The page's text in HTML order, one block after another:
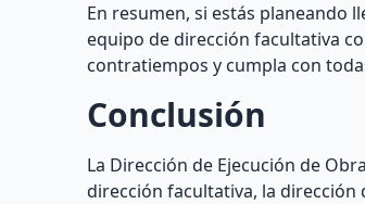
En resumen, si estás planeando
equipo de dirección facultativa
contratiempos y cumpla con
Conclusión
La Dirección de Ejecución de
dirección facultativa, la dirección